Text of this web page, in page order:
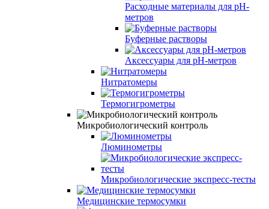
Расходные материалы для рН-
метров
Буферные растворы
Аксессуары для рН-метров
Нитратомеры
Термогигрометры
Микробиологический контроль
Люминометры
Микробиологические экспресс-тесты
Медицинские термосумки